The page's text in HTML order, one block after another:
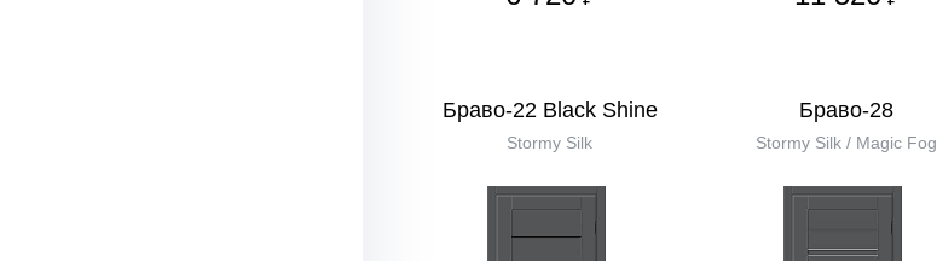
Браво-22 Black Shine
Stormy Silk
Браво-28
Stormy Silk / Magic Fog